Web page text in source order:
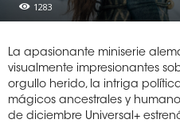
1283
La apasionante miniserie
visualmente impresionantes
orgullo herido, la intriga
mágicos ancestrales y
de diciembre Universal+